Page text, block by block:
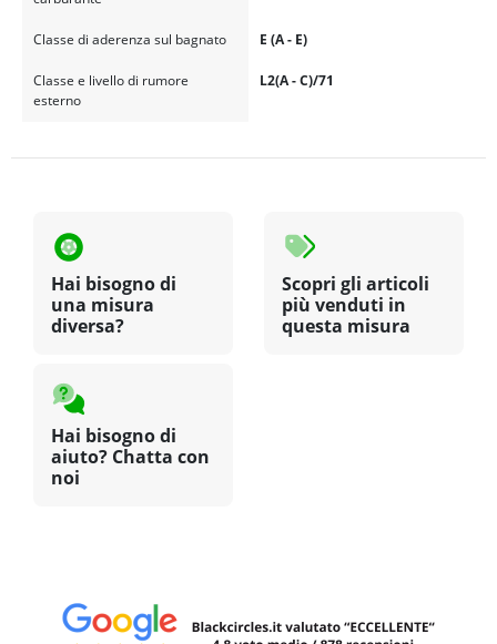
Classe di aderenza sul bagnato E (A - E)
Classe e livello di rumore
esterno
L2(A - C)/71
Hai bisogno di
una misura
diversa?
Scopri gli articoli
più venduti in
questa misura
Hai bisogno di
aiuto? Chatta con
noi